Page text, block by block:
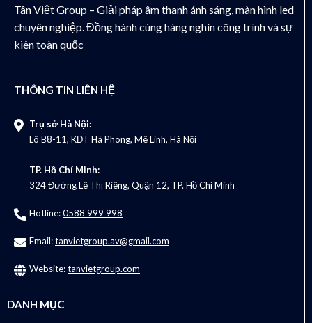
Tân Việt Group – Giải pháp âm thanh ánh sáng, màn hình led
chuyên nghiệp. Đồng hành cùng hàng nghìn công trình và sự
kiên toàn quốc
THÔNG TIN LIÊN HỆ
Trụ sở Hà Nội:
Lô B8-11, KĐT Hà Phong, Mê Linh, Hà Nội
TP. Hồ Chí Minh:
324 Đường Lê Thị Riêng, Quận 12, TP. Hồ Chí Minh
Hotline:0588 999 998
Email:tanvietgroup.av@gmail.com
Website:tanvietgroup.com
DANH MỤC